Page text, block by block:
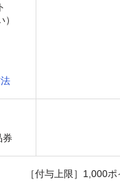
券
［付与上限］1,000